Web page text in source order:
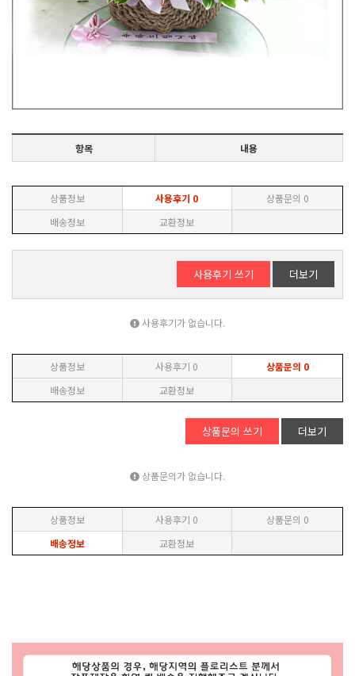
항목 내용
상품정보 사용후기 0 상품문의 0
배송정보
교환정보
사용후기 쓰기 더보기
사용후기가 없습니다.
상품정보 사용후기 0 상품문의 0
배송정보
교환정보
상품문의 쓰기 더보기
상품문의가 없습니다.
상품정보 사용후기 0 상품문의 0
배송정보
교환정보